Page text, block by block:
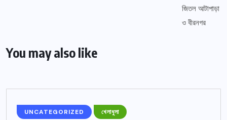
You may also like
UNCATEGORIZED খেলাধুলা